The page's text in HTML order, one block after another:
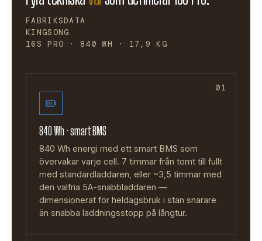
FABRIKSDATA
KINGSONG
16S PRO · 840 WH · 17,9 KG
01
840 Wh · smart BMS
840 Wh energi med ett smart BMS som
övervakar varje cell. 7 timmar från tomt till fullt
med standardladdaren, eller ~3,5 timmar med
den valfria 5A-snabbladdaren —
dimensionerat för heldagsbruk i stan snarare
än snabba laddningsstopp på långtur.